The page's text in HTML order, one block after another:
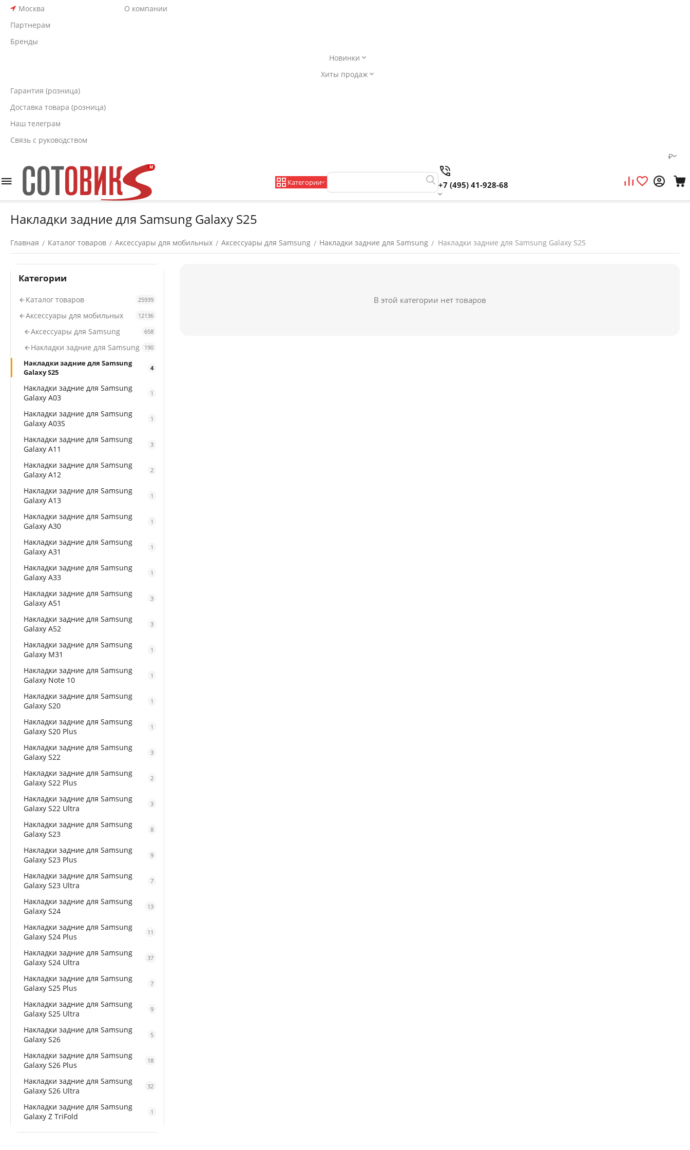
Москва
О компании
Партнерам
Бренды
Новинки
Хиты продаж
Гарантия (розница)
Доставка товара (розница)
Наш телеграм
Связь с руководством
₽
Категории +7 (495) 41-928-68
Накладки задние для Samsung Galaxy S25
Главная / Каталог товаров / Аксессуары для мобильных / Аксессуары для Samsung / Накладки задние для Samsung / Накладки задние для Samsung Galaxy S25
В этой категории нет товаров
Категории
Каталог товаров 25939
Аксессуары для мобильных 12136
Аксессуары для Samsung 658
Накладки задние для Samsung 190
Накладки задние для Samsung
Galaxy S25
4
Накладки задние для Samsung
Galaxy A03
1
Накладки задние для Samsung
Galaxy A03S
1
Накладки задние для Samsung
Galaxy A11
3
Накладки задние для Samsung
Galaxy A12
2
Накладки задние для Samsung
Galaxy A13
1
Накладки задние для Samsung
Galaxy A30
1
Накладки задние для Samsung
Galaxy A31
1
Накладки задние для Samsung
Galaxy A33
1
Накладки задние для Samsung
Galaxy A51
3
Накладки задние для Samsung
Galaxy A52
3
Накладки задние для Samsung
Galaxy M31
1
Накладки задние для Samsung
Galaxy Note 10
1
Накладки задние для Samsung
Galaxy S20
1
Накладки задние для Samsung
Galaxy S20 Plus
1
Накладки задние для Samsung
Galaxy S22
3
Накладки задние для Samsung
Galaxy S22 Plus
2
Накладки задние для Samsung
Galaxy S22 Ultra
3
Накладки задние для Samsung
Galaxy S23
8
Накладки задние для Samsung
Galaxy S23 Plus
9
Накладки задние для Samsung
Galaxy S23 Ultra
7
Накладки задние для Samsung
Galaxy S24
13
Накладки задние для Samsung
Galaxy S24 Plus
11
Накладки задние для Samsung
Galaxy S24 Ultra
37
Накладки задние для Samsung
Galaxy S25 Plus
7
Накладки задние для Samsung
Galaxy S25 Ultra
9
Накладки задние для Samsung
Galaxy S26
5
Накладки задние для Samsung
Galaxy S26 Plus
18
Накладки задние для Samsung
Galaxy S26 Ultra
32
Накладки задние для Samsung
Galaxy Z TriFold
1